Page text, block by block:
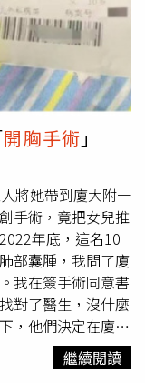
，並影響血管結
身使用抗凝血劑。
時回診追蹤，由
。
會還是蠻高的。王
因為有時癌細胞可
影像學檢測不出
助治療降低復發風
醫師了解術後3輔
治療包含化療、
，標準的輔助治療
果，其實還是不
，例如；標靶、免
靶輔助治療或免疫
約30%的復發預防
70%的復發機
的復發可能，但
會降到50%以下，
藥呢？王金洲醫師
過基因檢測或生物
例如；如果經過基
開胸手術 」
將她帶到廈大附一
手術，竟把女兒推
年底，這名10
部囊腫，我問了廈
我在簽手術同意書
對了醫生，沒什麼
，他們決定在廈大
們醫院外聘的教
生是全國數一數二
繼續閱讀